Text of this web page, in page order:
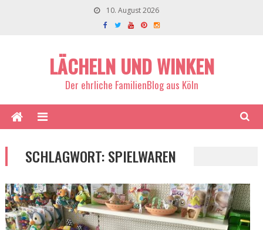
10. August 2026
LÄCHELN UND WINKEN
Der ehrliche FamilienBlog aus Köln
SCHLAGWORT:SPIELWAREN